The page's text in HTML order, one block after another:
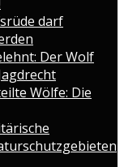
darf
Der Wolf
Wölfe: Die